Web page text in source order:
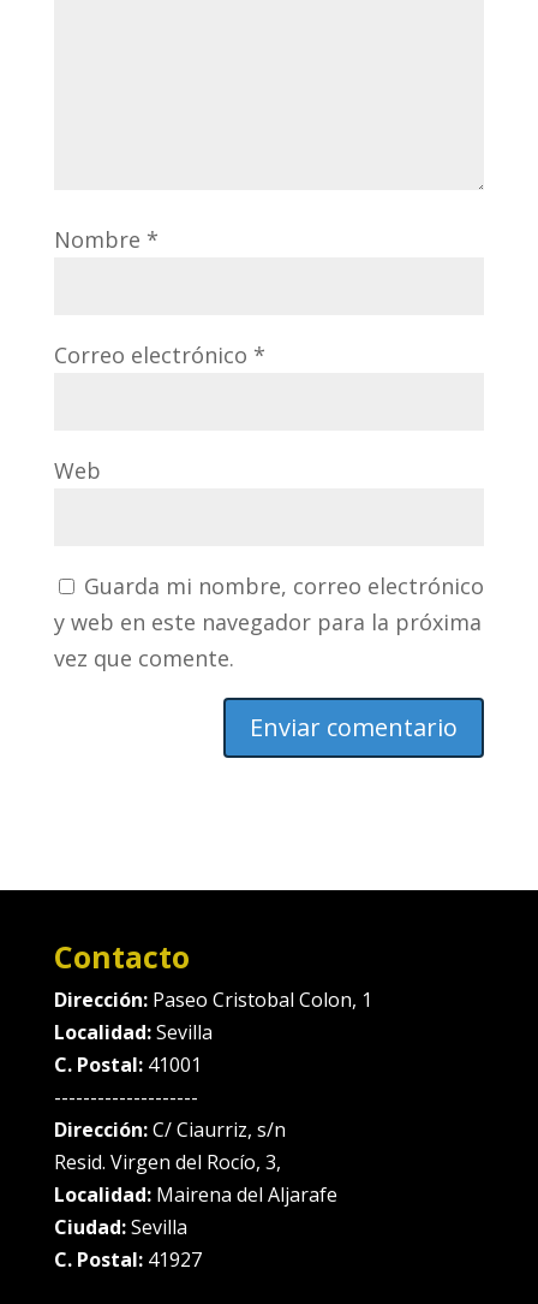
Nombre *
Correo electrónico *
Web
Guarda mi nombre, correo electrónico
y web en este navegador para la próxima
vez que comente.
Contacto
Dirección: Paseo Cristobal Colon, 1
Localidad:Sevilla
C. Postal:41001
--------------------
Dirección:C/ Ciaurriz, s/n
Resid. Virgen del Rocío, 3,
Localidad:Mairena del Aljarafe
Ciudad:Sevilla
C. Postal:41927